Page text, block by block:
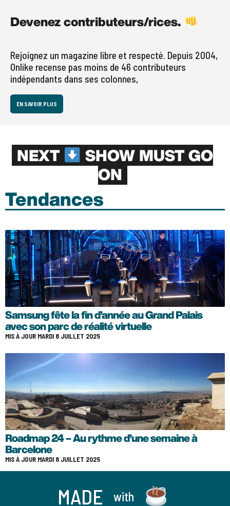
Devenez contributeurs/rices.
Rejoignez un magazine libre et respecté. Depuis 2004,
Onlike recense pas moins de 46 contributeurs
indépendants dans ses colonnes,
EN SAVOIR PLUS
NEXT
SHOW MUST GO
ON
Tendances
Samsung fête la fin d’année au Grand Palais
avec son parc de réalité virtuelle
MIS À JOUR MARDI 8 JUILLET 2025
Roadmap 24 – Au rythme d’une semaine à
Barcelone
MIS À JOUR MARDI 8 JUILLET 2025
MADE with